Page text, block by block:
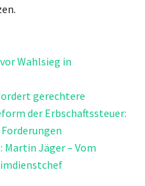
Wahlsieg in
gerechtere
der Erbschaftssteuer:
Martin Jäger – Vom